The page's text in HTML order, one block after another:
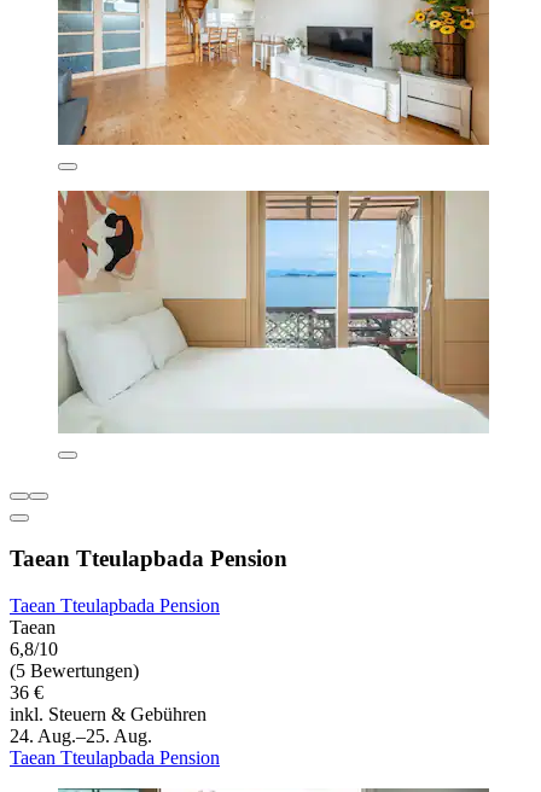
Taean Tteulapbada Pension
Taean Tteulapbada Pension
Taean
6,8/10
(5 Bewertungen)
36 €
inkl. Steuern & Gebühren
24. Aug.–25. Aug.
Taean Tteulapbada Pension